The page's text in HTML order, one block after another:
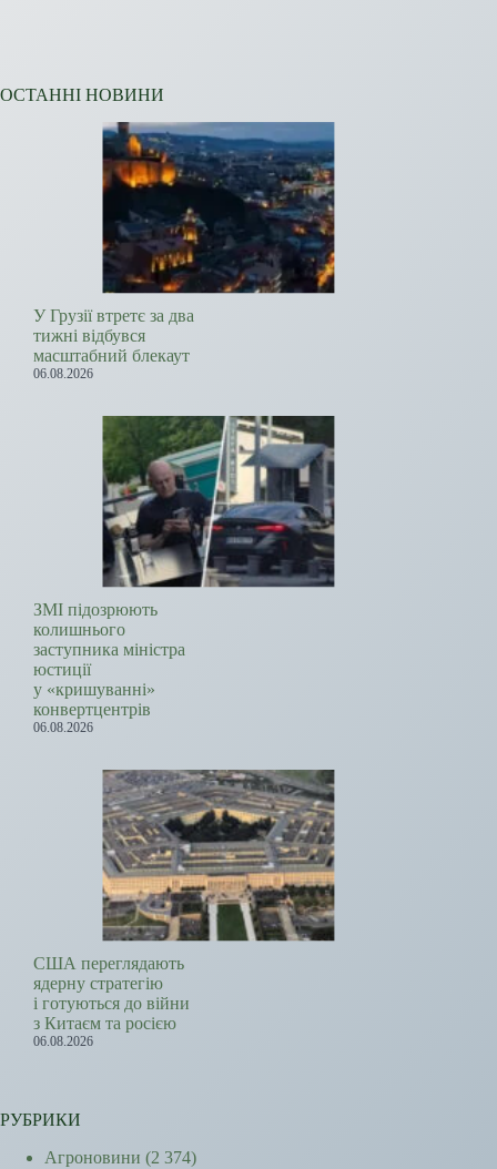
ОСТАННІ НОВИНИ
У Грузії втретє за два
тижні відбувся
масштабний блекаут
06.08.2026
ЗМІ підозрюють
колишнього
заступника міністра
юстиції
у «кришуванні»
конвертцентрів
06.08.2026
США переглядають
ядерну стратегію
і готуються до війни
з Китаєм та росією
06.08.2026
РУБРИКИ
Агроновини (2 374)